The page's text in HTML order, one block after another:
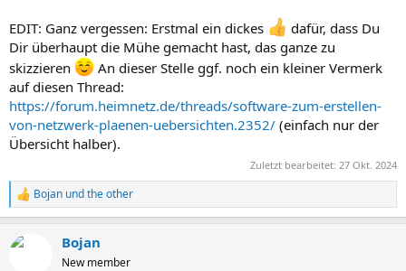
EDIT: Ganz vergessen: Erstmal ein dickes
dafür, dass Du
Dir überhaupt die Mühe gemacht hast, das ganze zu
skizzieren
An dieser Stelle ggf. noch ein kleiner Vermerk
auf diesen Thread:
https://forum.heimnetz.de/threads/software-zum-erstellen-
von-netzwerk-plaenen-uebersichten.2352/ (einfach nur der
Übersicht halber).
Zuletzt bearbeitet: 27 Okt. 2024
R
e
k
Bojan undthe other
Bojan
New member